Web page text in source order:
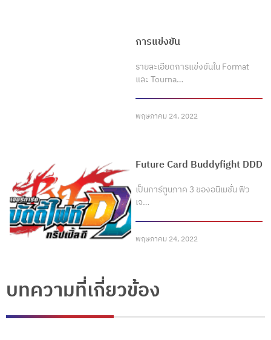
การแข่งขัน
รายละเอียดการแข่งขันใน Format
และ Tourna…
พฤษภาคม 24, 2022
Future Card Buddyfight DDD
เป็นการ์ตูนภาค 3 ของอนิเมชั่น ฟิว
เจ…
พฤษภาคม 24, 2022
บทความที่เกี่ยวข้อง